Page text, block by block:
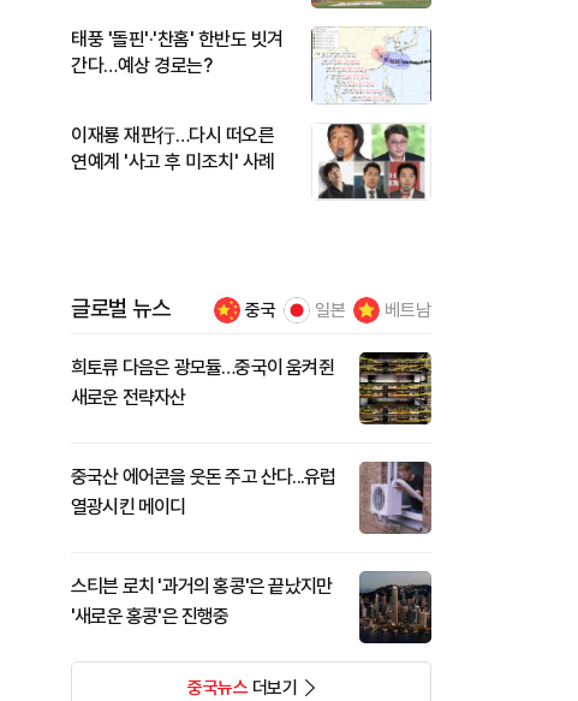
태풍 '돌핀'·'찬홈' 한반도 빗겨
간다…예상 경로는?
이재룡 재판行…다시 떠오른
연예계 '사고 후 미조치' 사례
글로벌 뉴스 중국 일본 베트남
희토류 다음은 광모듈…중국이 움켜쥔
새로운 전략자산
중국산 에어콘을 웃돈 주고 산다...유럽
열광시킨 메이디
스티븐 로치 '과거의 홍콩'은 끝났지만
'새로운 홍콩'은 진행중
중국뉴스더보기